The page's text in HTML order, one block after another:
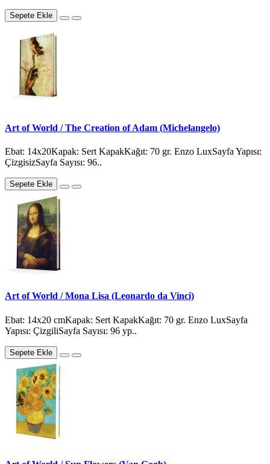
Sepete Ekle
Art of World / The Creation of Adam (Michelangelo)
Ebat: 14x20Kapak: Sert KapakKağıt: 70 gr. Enzo LuxSayfa Yapısı:
ÇizgisizSayfa Sayısı: 96..
Sepete Ekle
Art of World / Mona Lisa (Leonardo da Vinci)
Ebat: 14x20 cmKapak: Sert KapakKağıt: 70 gr. Enzo LuxSayfa
Yapısı: ÇizgiliSayfa Sayısı: 96 yp..
Sepete Ekle